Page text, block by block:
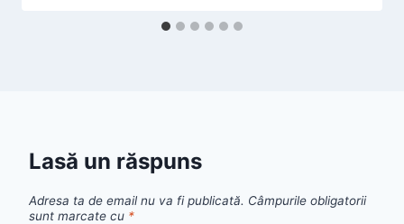
Lasă un răspuns
Adresa ta de email nu va fi publicată. Câmpurile obligatorii
sunt marcate cu *